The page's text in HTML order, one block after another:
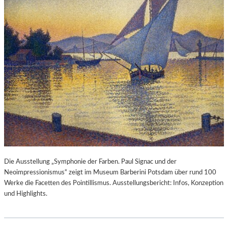
Die Ausstellung „Symphonie der Farben. Paul Signac und der
Neoimpressionismus“ zeigt im Museum Barberini Potsdam über rund 100
Werke die Facetten des Pointillismus. Ausstellungsbericht: Infos, Konzeption
und Highlights.